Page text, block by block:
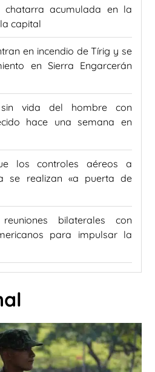
chatarra acumulada en la
capital
en incendio de Tírig y se
en Sierra Engarcerán
vida del hombre con
hace una semana en
los controles aéreos a
se realizan «a puerta de
bilaterales con
para impulsar la